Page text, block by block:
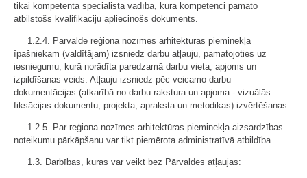
tikai kompetenta speciālista vadībā, kura kompetenci pamato
atbilstošs kvalifikāciju apliecinošs dokuments.
1.2.4. Pārvalde reģiona nozīmes arhitektūras pieminekļa
īpašniekam (valdītājam) izsniedz darbu atļauju, pamatojoties uz
iesniegumu, kurā norādīta paredzamā darbu vieta, apjoms un
izpildīšanas veids. Atļauju izsniedz pēc veicamo darbu
dokumentācijas (atkarībā no darbu rakstura un apjoma - vizuālās
fiksācijas dokumentu, projekta, apraksta un metodikas) izvērtēšanas.
1.2.5. Par reģiona nozīmes arhitektūras pieminekļa aizsardzības
noteikumu pārkāpšanu var tikt piemērota administratīvā atbildība.
1.3. Darbības, kuras var veikt bez Pārvaldes atļaujas: